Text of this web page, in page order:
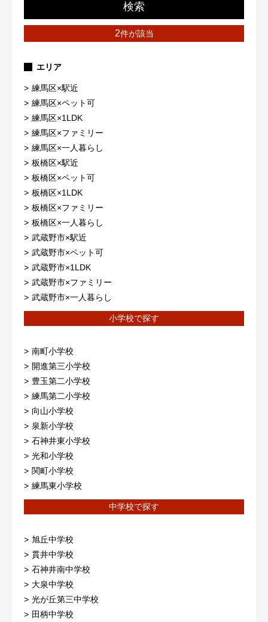
検索
2件が該当
エリア
練馬区×駅近
練馬区×ペット可
練馬区×1LDK
練馬区×ファミリー
練馬区×一人暮らし
板橋区×駅近
板橋区×ペット可
板橋区×1LDK
板橋区×ファミリー
板橋区×一人暮らし
武蔵野市×駅近
武蔵野市×ペット可
武蔵野市×1LDK
武蔵野市×ファミリー
武蔵野市×一人暮らし
小学校で探す
南町小学校
開進第三小学校
豊玉第二小学校
練馬第二小学校
向山小学校
泉新小学校
石神井東小学校
光和小学校
関町小学校
練馬東小学校
中学校で探す
旭丘中学校
貫井中学校
石神井南中学校
大泉中学校
光が丘第三中学校
田柄中学校